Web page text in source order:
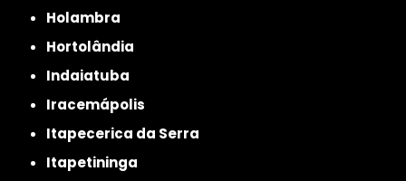
Holambra
Hortolândia
Indaiatuba
Iracemápolis
Itapecerica da Serra
Itapetininga